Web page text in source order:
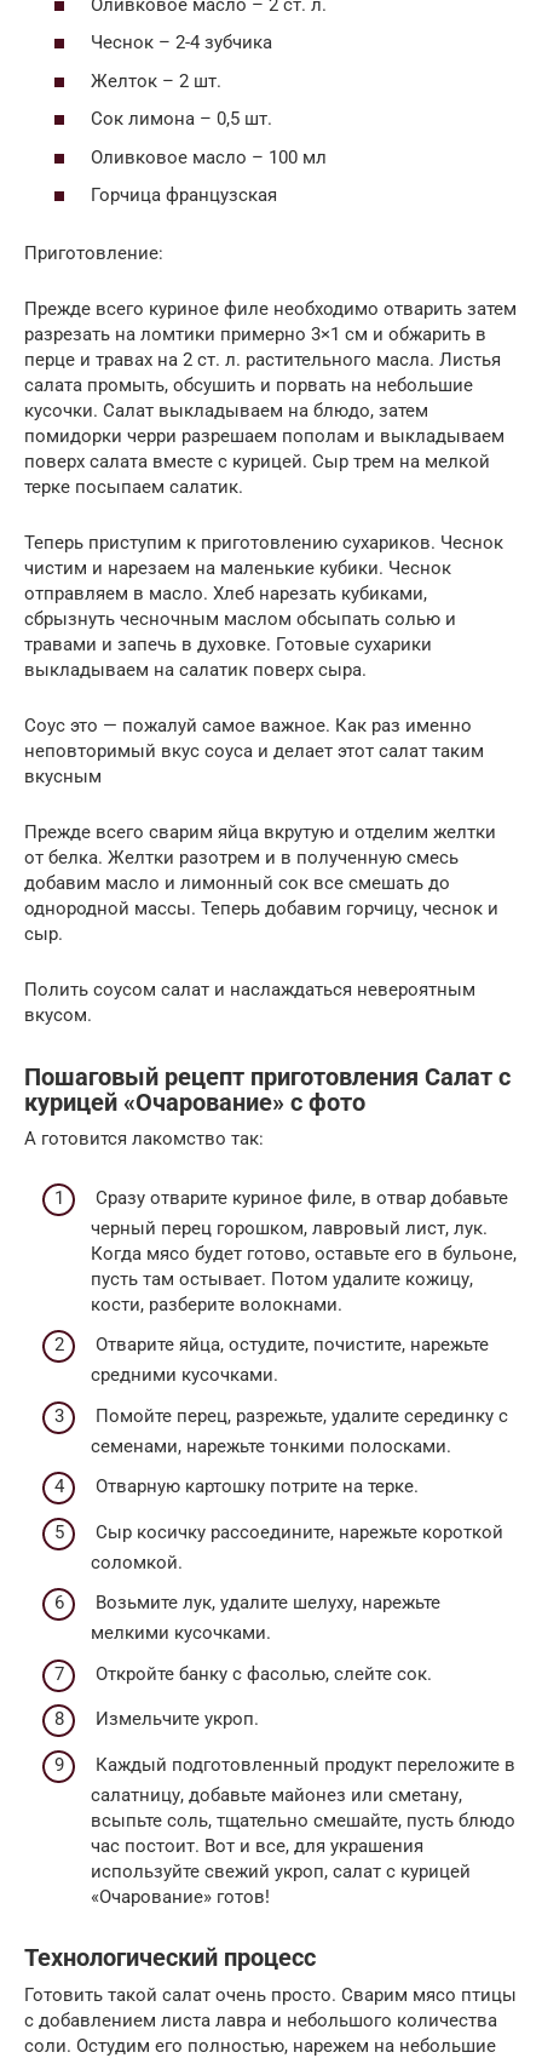
Оливковое масло – 2 ст. л.
Чеснок – 2-4 зубчика
Желток – 2 шт.
Сок лимона – 0,5 шт.
Оливковое масло – 100 мл
Горчица французская
Приготовление:
Прежде всего куриное филе необходимо отварить затем
разрезать на ломтики примерно 3×1 см и обжарить в
перце и травах на 2 ст. л. растительного масла. Листья
салата промыть, обсушить и порвать на небольшие
кусочки. Салат выкладываем на блюдо, затем
помидорки черри разрешаем пополам и выкладываем
поверх салата вместе с курицей. Сыр трем на мелкой
терке посыпаем салатик.
Теперь приступим к приготовлению сухариков. Чеснок
чистим и нарезаем на маленькие кубики. Чеснок
отправляем в масло. Хлеб нарезать кубиками,
сбрызнуть чесночным маслом обсыпать солью и
травами и запечь в духовке. Готовые сухарики
выкладываем на салатик поверх сыра.
Соус это — пожалуй самое важное. Как раз именно
неповторимый вкус соуса и делает этот салат таким
вкусным
Прежде всего сварим яйца вкрутую и отделим желтки
от белка. Желтки разотрем и в полученную смесь
добавим масло и лимонный сок все смешать до
однородной массы. Теперь добавим горчицу, чеснок и
сыр.
Полить соусом салат и наслаждаться невероятным
вкусом.
Пошаговый рецепт приготовления Салат с
курицей «Очарование» с фото
А готовится лакомство так:
Сразу отварите куриное филе, в отвар добавьте
черный перец горошком, лавровый лист, лук.
Когда мясо будет готово, оставьте его в бульоне,
пусть там остывает. Потом удалите кожицу,
кости, разберите волокнами.
Отварите яйца, остудите, почистите, нарежьте
средними кусочками.
Помойте перец, разрежьте, удалите серединку с
семенами, нарежьте тонкими полосками.
Отварную картошку потрите на терке.
Сыр косичку рассоедините, нарежьте короткой
соломкой.
Возьмите лук, удалите шелуху, нарежьте
мелкими кусочками.
Откройте банку с фасолью, слейте сок.
Измельчите укроп.
Каждый подготовленный продукт переложите в
салатницу, добавьте майонез или сметану,
всыпьте соль, тщательно смешайте, пусть блюдо
час постоит. Вот и все, для украшения
используйте свежий укроп, салат с курицей
«Очарование» готов!
Технологический процесс
Готовить такой салат очень просто. Сварим мясо птицы
с добавлением листа лавра и небольшого количества
соли. Остудим его полностью, нарежем на небольшие